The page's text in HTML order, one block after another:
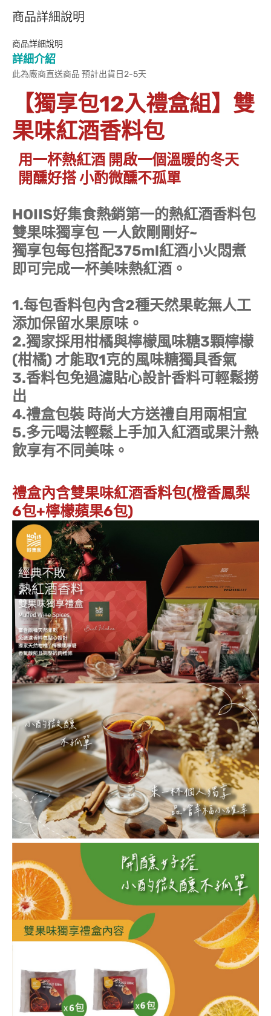
商品詳細說明
商品詳細說明
詳細介紹
此為廠商直送商品 預計出貨日2-5天
【獨享包12入禮盒組】雙
果味紅酒香料包
用一杯熱紅酒 開啟一個溫暖的冬天
開醺好搭 小酌微醺不孤單
HOIIS好集食熱銷第一的熱紅酒香料包
雙果味獨享包 一人飲剛剛好~
獨享包每包搭配375ml紅酒小火悶煮
即可完成一杯美味熱紅酒。
1.每包香料包內含2種天然果乾無人工
添加保留水果原味。
2.獨家採用柑橘與檸檬風味糖3顆檸檬
(柑橘) 才能取1克的風味糖獨具香氣
3.香料包免過濾貼心設計香料可輕鬆撈
出
4.禮盒包裝 時尚大方送禮自用兩相宜
5.多元喝法輕鬆上手加入紅酒或果汁熱
飲享有不同美味。
禮盒內含雙果味紅酒香料包(橙香鳳梨
6包+檸檬蘋果6包)